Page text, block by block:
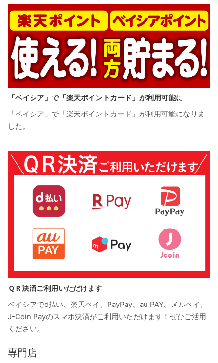
「ベイシア」で「楽天ポイントカード」が利用可能に
「ベイシア」で「楽天ポイントカード」が利用可能になりま
した。
ＱＲ決済ご利用いただけます
ベイシアでd払い、楽天ペイ、PayPay、au PAY、メルペイ、
J-Coin Payのスマホ決済がご利用いただけます！ぜひご活用
ください。
専門店